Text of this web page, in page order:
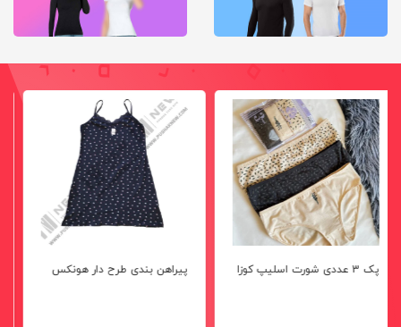
پیراهن بندی طرح دار هونکس
پک 3 عددی شورت اسلیپ